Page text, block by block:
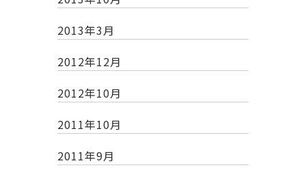
2013年3月
2012年12月
2012年10月
2011年10月
2011年9月